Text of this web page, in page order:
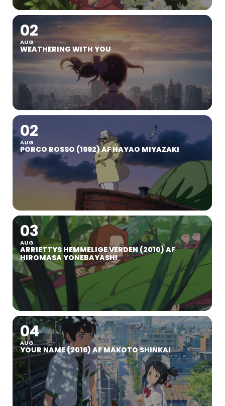
02
AUG
WEATHERING WITH YOU
02
AUG
PORCO ROSSO (1992) AF HAYAO MIYAZAKI
03
AUG
ARRIETTYS HEMMELIGE VERDEN (2010) AF
HIROMASA YONEBAYASHI
04
AUG
YOUR NAME (2016) AF MAKOTO SHINKAI